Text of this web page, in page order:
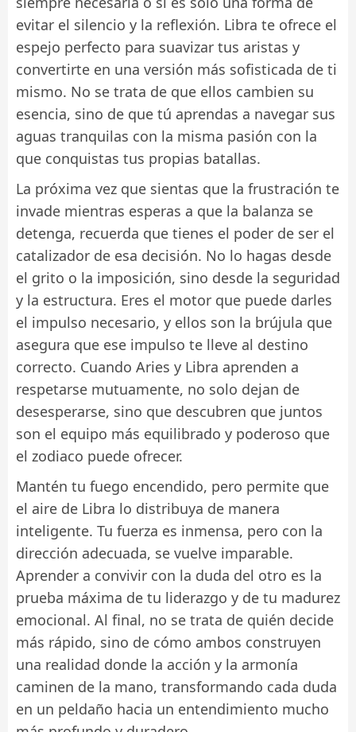
evitar el silencio y la reflexión. Libra te ofrece el
espejo perfecto para suavizar tus aristas y
convertirte en una versión más sofisticada de ti
mismo. No se trata de que ellos cambien su
esencia, sino de que tú aprendas a navegar sus
aguas tranquilas con la misma pasión con la
que conquistas tus propias batallas.
La próxima vez que sientas que la frustración te
invade mientras esperas a que la balanza se
detenga, recuerda que tienes el poder de ser el
catalizador de esa decisión. No lo hagas desde
el grito o la imposición, sino desde la seguridad
y la estructura. Eres el motor que puede darles
el impulso necesario, y ellos son la brújula que
asegura que ese impulso te lleve al destino
correcto. Cuando Aries y Libra aprenden a
respetarse mutuamente, no solo dejan de
desesperarse, sino que descubren que juntos
son el equipo más equilibrado y poderoso que
el zodiaco puede ofrecer.
Mantén tu fuego encendido, pero permite que
el aire de Libra lo distribuya de manera
inteligente. Tu fuerza es inmensa, pero con la
dirección adecuada, se vuelve imparable.
Aprender a convivir con la duda del otro es la
prueba máxima de tu liderazgo y de tu madurez
emocional. Al final, no se trata de quién decide
más rápido, sino de cómo ambos construyen
una realidad donde la acción y la armonía
caminen de la mano, transformando cada duda
en un peldaño hacia un entendimiento mucho